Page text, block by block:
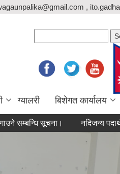
,
ग्यालरी बिशेगत कार्यालय
सूचना। नदिजन्य पदार्थको